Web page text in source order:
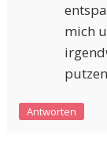
mich
Antworten